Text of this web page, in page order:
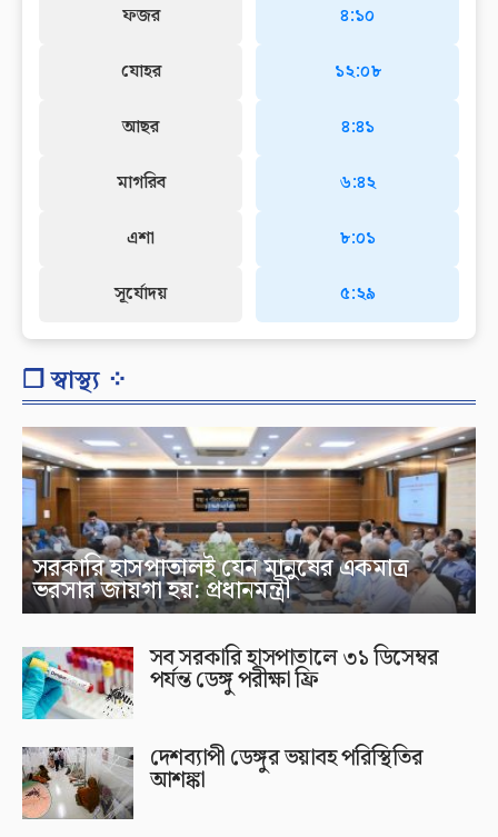
ফজর
যোহর
আছর
মাগরিব
এশা
সূর্যোদয়
৪:১০
১২:০৮
৪:৪১
৬:৪২
৮:০১
৫:২৯
❐ স্বাস্থ্য ⁘
সরকারি হাসপাতালই যেন মানুষের একমাত্র
ভরসার জায়গা হয়: প্রধানমন্ত্রী
সব সরকারি হাসপাতালে ৩১ ডিসেম্বর
পর্যন্ত ডেঙ্গু পরীক্ষা ফ্রি
দেশব্যাপী ডেঙ্গুর ভয়াবহ পরিস্থিতির
আশঙ্কা